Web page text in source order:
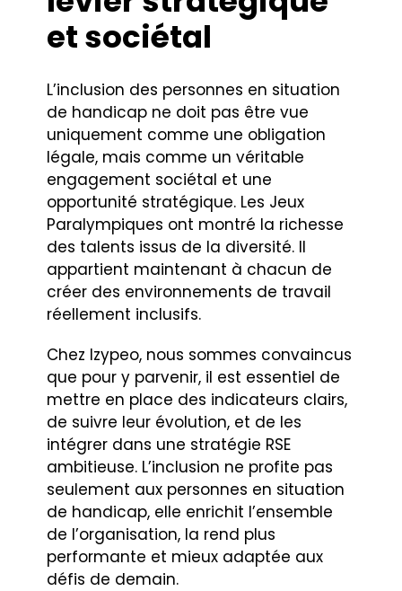
et sociétal
L’inclusion des personnes en situation
de handicap ne doit pas être vue
uniquement comme une obligation
légale, mais comme un véritable
engagement sociétal et une
opportunité stratégique. Les Jeux
Paralympiques ont montré la richesse
des talents issus de la diversité. Il
appartient maintenant à chacun de
créer des environnements de travail
réellement inclusifs.
Chez Izypeo, nous sommes convaincus
que pour y parvenir, il est essentiel de
mettre en place des indicateurs clairs,
de suivre leur évolution, et de les
intégrer dans une stratégie RSE
ambitieuse. L’inclusion ne profite pas
seulement aux personnes en situation
de handicap, elle enrichit l’ensemble
de l’organisation, la rend plus
performante et mieux adaptée aux
défis de demain.